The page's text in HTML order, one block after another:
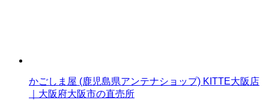
かごしま屋 (鹿児島県アンテナショップ) KITTE大阪店
｜大阪府大阪市の直売所